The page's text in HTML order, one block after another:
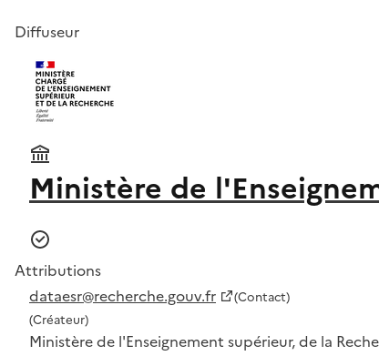
Diffuseur
Ministère de
Attributions
dataesr@recherche.gouv.fr
(Contact)
(Créateur)
Ministère de l'Enseignement supérieur, de la